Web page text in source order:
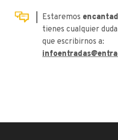
Estaremos
tienes cualquier
que escribirnos a: